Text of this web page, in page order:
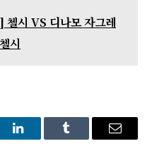
첼시 VS 디나모 자그레
시
LinkedInTumblr Email